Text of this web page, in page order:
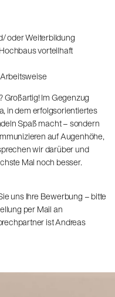
oder Weiterbildung
vorteilhaft
Großartig! Im Gegenzug
in dem erfolgsorientiertes
Spaß macht – sondern
auf Augenhöhe,
wir darüber und
Mal noch besser.
uns Ihre Bewerbung – bitte
per Mail an
ist Andreas